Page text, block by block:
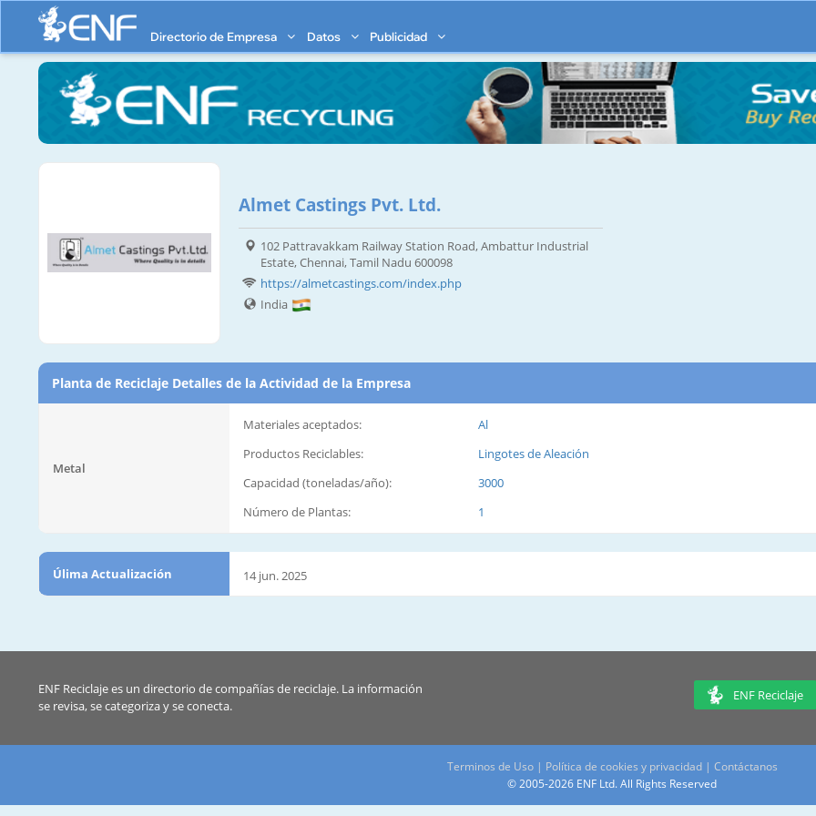
Directorio de Empresa Datos Publicidad
Almet Castings Pvt. Ltd.
102 Pattravakkam Railway Station Road, Ambattur Industrial
Estate, Chennai, Tamil Nadu 600098
https://almetcastings.com/index.php
India
Planta de Reciclaje Detalles de la Actividad de la Empresa
Metal
Materiales aceptados:
Al
Productos Reciclables:
Lingotes de Aleación
Capacidad (toneladas/año):
3000
Número de Plantas:
1
Úlima Actualización 14 jun. 2025
ENF Reciclaje es un directorio de compañías de reciclaje. La información
se revisa, se categoriza y se conecta.
ENF Reciclaje
Terminos de Uso| Política de cookies y privacidad| Contáctanos
© 2005-2026 ENF Ltd. All Rights Reserved